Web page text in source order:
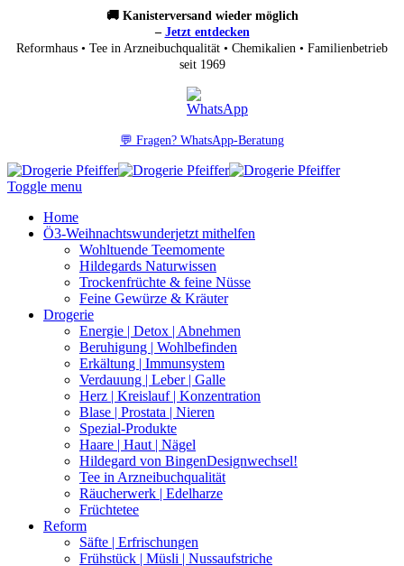
🚚 Kanisterversand wieder möglich
– Jetzt entdecken
Reformhaus • Tee in Arzneibuchqualität • Chemikalien • Familienbetrieb
seit 1969
💬 Fragen? WhatsApp-Beratung
Toggle menu
Home
Ö3-Weihnachtswunderjetzt mithelfen
Wohltuende Teemomente
Hildegards Naturwissen
Trockenfrüchte & feine Nüsse
Feine Gewürze & Kräuter
Drogerie
Energie | Detox | Abnehmen
Beruhigung | Wohlbefinden
Erkältung | Immunsystem
Verdauung | Leber | Galle
Herz | Kreislauf | Konzentration
Blase | Prostata | Nieren
Spezial-Produkte
Haare | Haut | Nägel
Hildegard von BingenDesignwechsel!
Tee in Arzneibuchqualität
Räucherwerk | Edelharze
Früchtetee
Reform
Säfte | Erfrischungen
Frühstück | Müsli | Nussaufstriche